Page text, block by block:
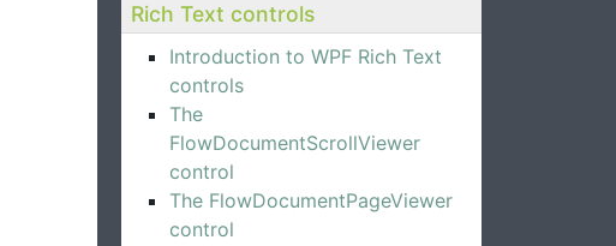
Rich Text controls
Introduction to WPF Rich Text
controls
The
FlowDocumentScrollViewer
control
The FlowDocumentPageViewer
control